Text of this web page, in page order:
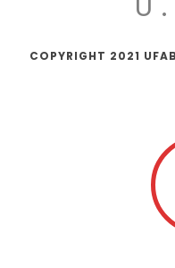
COPYRIGHT 2021